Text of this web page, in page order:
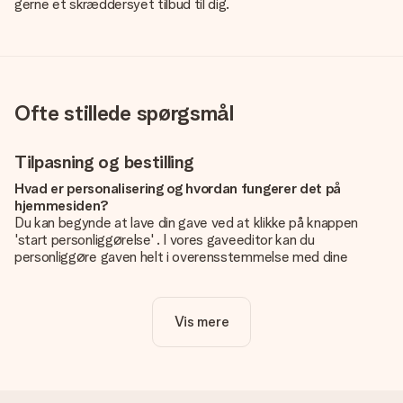
gerne et skræddersyet tilbud til dig.
Ofte stillede spørgsmål
Tilpasning og bestilling
Hvad er personalisering og hvordan fungerer det på
hjemmesiden?
Du kan begynde at lave din gave ved at klikke på knappen
'start personliggørelse' . I vores gaveeditor kan du
personliggøre gaven helt i overensstemmelse med dine
Er personalisering inkluderet i prisen?
Prisen der vises på hjemmesiden omfatter personliggørelse
Vis mere